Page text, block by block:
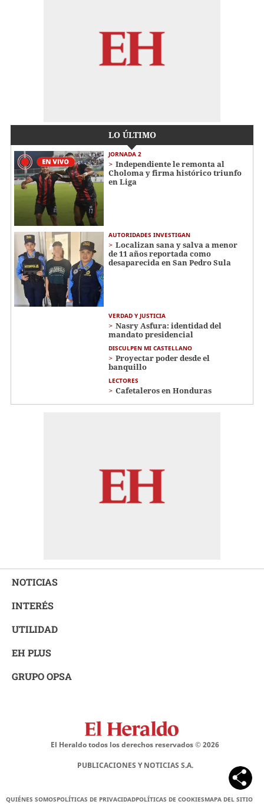
LO ÚLTIMO
JORNADA 2
Independiente le remonta al
Choloma y firma histórico triunfo
en Liga
AUTORIDADES INVESTIGAN
Localizan sana y salva a menor
de 11 años reportada como
desaparecida en San Pedro Sula
VERDAD Y JUSTICIA
Nasry Asfura: identidad del
mandato presidencial
DISCULPEN MI CASTELLANO
Proyectar poder desde el
banquillo
LECTORES
Cafetaleros en Honduras
NOTICIAS
INTERÉS
UTILIDAD
EH PLUS
GRUPO OPSA
El Heraldo todos los derechos reservados ©2026
PUBLICACIONES Y NOTICIAS S.A.
QUIÉNES SOMOSPOLÍTICAS DE PRIVACIDADPOLÍTICAS DE COOKIESMAPA DEL SITIO